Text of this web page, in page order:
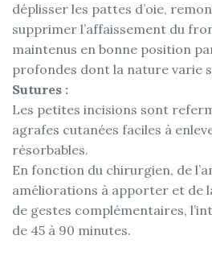
déplisser les pattes d’oie,
supprimer l’affaissement du
maintenus en bonne position
profondes dont la nature varie
Sutures :
Les petites incisions sont
agrafes cutanées faciles à
résorbables.
En fonction du chirurgien, de
améliorations à apporter et de
de gestes complémentaires,
de 45 à 90 minutes.